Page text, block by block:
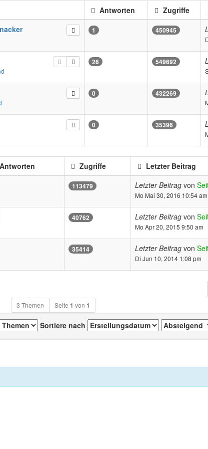
Antworten Zugriffe
1 450945
26 549692
0 432269
0 35396
Antworten Zugriffe
Letzter Beitrag
113479 Letzter Beitrag von
Mo Mai 30, 2016 10:54 am
40762 Letzter Beitrag von
Mo Apr 20, 2015 9:50 am
35414 Letzter Beitrag von
Di Jun 10, 2014 1:08 pm
3 Themen Seite 1 von 1
Sortiere nach